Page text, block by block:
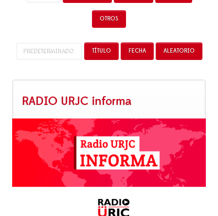
OTROS
PREDETERMINADO TÍTULO FECHA ALEATORIO
RADIO URJC informa